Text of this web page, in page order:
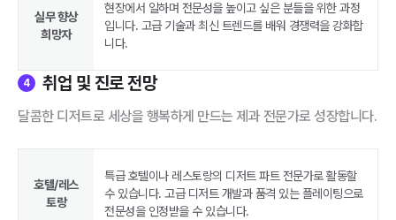
실무 향상
희망자
현장에서 일하며 전문성을 높이고 싶은 분들을 위한 과정
입니다. 고급 기술과 최신 트렌드를 배워 경쟁력을 강화합
니다.
4 취업 및 진로 전망
달콤한 디저트로 세상을 행복하게 만드는 제과 전문가로 성장합니다.
호텔/레스
토랑
특급 호텔이나 레스토랑의 디저트 파트 전문가로 활동할
수 있습니다. 고급 디저트 개발과 품격 있는 플레이팅으로
전문성을 인정받을 수 있습니다.